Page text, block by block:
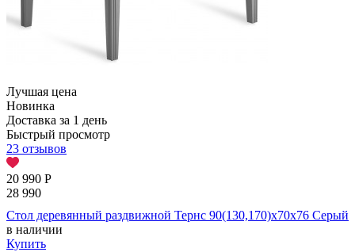
Лучшая цена
Новинка
Доставка за 1 день
Быстрый просмотр
23 отзывов
20 990 Р
28 990
Стол деревянный раздвижной Тернс 90(130,170)х70х76 Серый
в наличии
Купить